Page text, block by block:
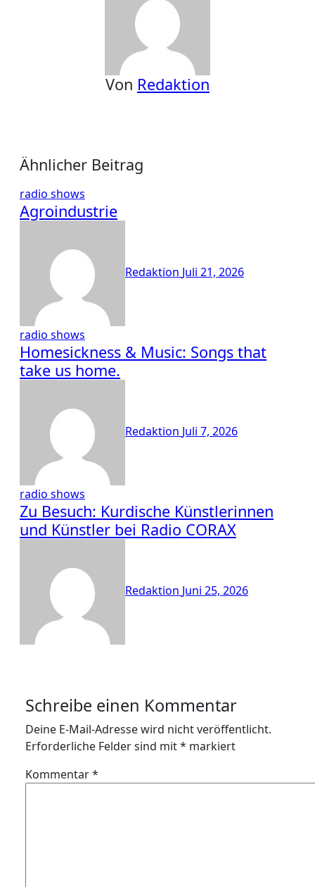
Von Redaktion
Ähnlicher Beitrag
radio shows
Agroindustrie
Redaktion Juli 21, 2026
radio shows
Homesickness & Music: Songs that
take us home.
Redaktion Juli 7, 2026
radio shows
Zu Besuch: Kurdische Künstlerinnen
und Künstler bei Radio CORAX
Redaktion Juni 25, 2026
Schreibe einen Kommentar
Deine E-Mail-Adresse wird nicht veröffentlicht.
Erforderliche Felder sind mit* markiert
Kommentar*